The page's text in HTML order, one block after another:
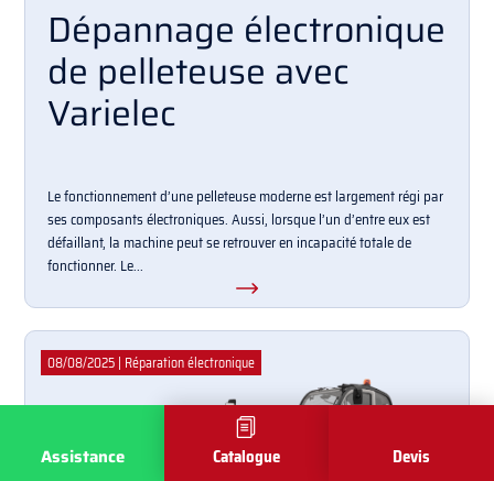
Assistance Catalogue Devis
Dépannage électronique
de pelleteuse avec
Varielec
Le fonctionnement d’une pelleteuse moderne est largement régi par
ses composants électroniques. Aussi, lorsque l’un d’entre eux est
défaillant, la machine peut se retrouver en incapacité totale de
fonctionner. Le...
08/08/2025 | Réparation électronique